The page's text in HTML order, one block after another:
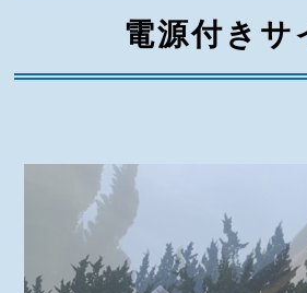
電源付きサ